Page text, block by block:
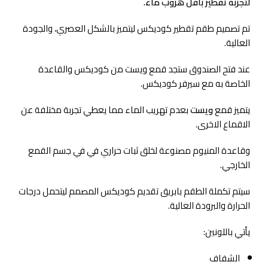
تم تصميم طقم تقطير كوديكس ليتميز بالشكل العصري، والجودة
العالية.
عند فتح الصندوق ستجد قمع ويست من كوديكس والقاعدة
الخاصة به مع سيرفر كوديكس.
يتميز قمعويستبعدم تهريب الماء مما يعطي تجربة مختلفة عن
الاقماع الاخرى.
وقاعدة المنيوم مصنوعة لخلق ثبات حراري في في جسم القمع
الخارجي.
سيتم تكملة الطقم بابريق تقديم كوديكس المصمم ليتحمل درجات
الحرارة والبرودة العالية.
يأتي باللونين:
الشفاف